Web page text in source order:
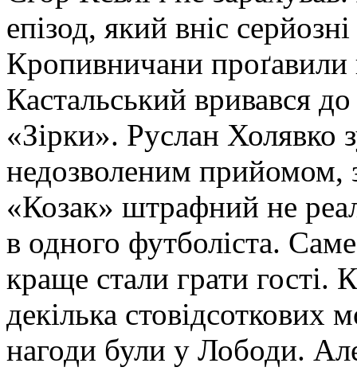
епізод, який вніс
Кропивничани проґавили
Кастальський вривався
«Зірки». Руслан Холявко
недозволеним прийомом,
«Козак» штрафний не
в одного футболіста.
краще стали грати гості.
декілька
нагоди були у Лободи.